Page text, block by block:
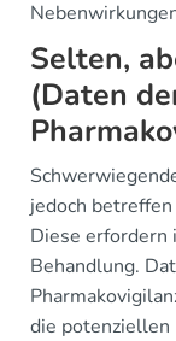
Selten,
(Daten
jedoch
Diese erfordern
Behandlung.
die potenziellen